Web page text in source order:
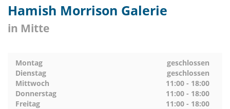
Hamish Morrison Galerie
in Mitte
Montag
geschlossen
Dienstag
geschlossen
Mittwoch
11:00 - 18:00
Donnerstag
11:00 - 18:00
Freitag
11:00 - 18:00